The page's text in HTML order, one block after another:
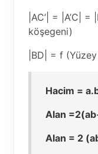
|AC’| = |A’C|
köşegeni)
|BD| = f
Hacim =
Alan
Alan = 2